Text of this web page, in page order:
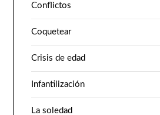
Conflictos
Coquetear
Crisis de edad
Infantilización
La soledad